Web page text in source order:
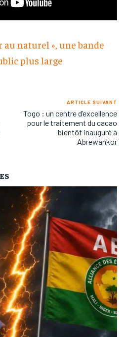
au naturel », une bande
plus large
ARTICLE SUIVANT
Togo : un centre d’excellence
pour le traitement du cacao
bientôt inauguré à
Abrewankor